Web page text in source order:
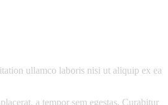
ullamco laboris nisi ut aliquip ex ea
a tempor sem egestas. Curabitur